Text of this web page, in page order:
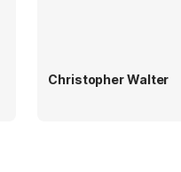
Christopher Walter